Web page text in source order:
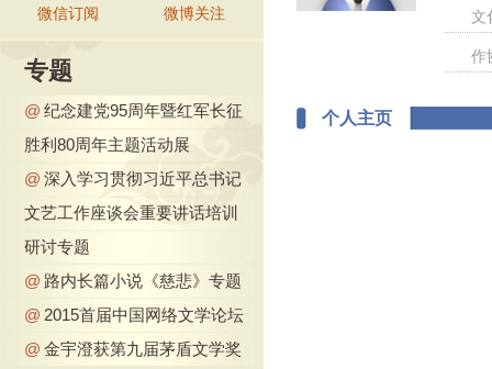
微信订阅 微博关注
专题
@ 纪念建党95周年暨红军长征
胜利80周年主题活动展
@ 深入学习贯彻习近平总书记
文艺工作座谈会重要讲话培训
研讨专题
@ 路内长篇小说《慈悲》专题
@ 2015首届中国网络文学论坛
@ 金宇澄获第九届茅盾文学奖
文
作
个人主页